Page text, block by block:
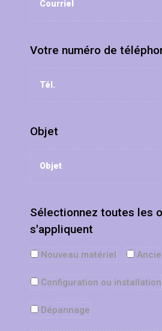
Votre numéro de
Objet
Sélectionnez toutes les
s'appliquent
Nouveau matériel
Configuration ou installation
Dépannage